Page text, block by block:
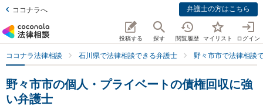
ココナラへ 弁護士の方はこちら
投稿する 探す 閲覧履歴 マイリスト ログイン
ココナラ法律相談 石川県で法律相談できる弁護士 野々市市で法律相談
野々市市の個人・プライベートの債権回収に強
い弁護士